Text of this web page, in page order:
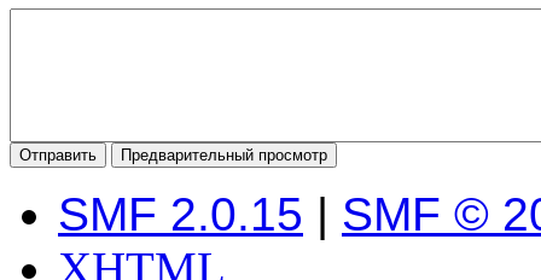
SMF 2.0.15 | SMF ©
XHTML